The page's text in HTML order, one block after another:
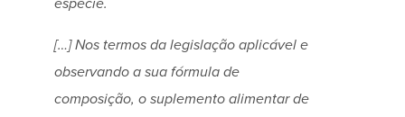
[…] Nos termos da legislação aplicável e
observando a sua fórmula de
composição, o suplemento alimentar de